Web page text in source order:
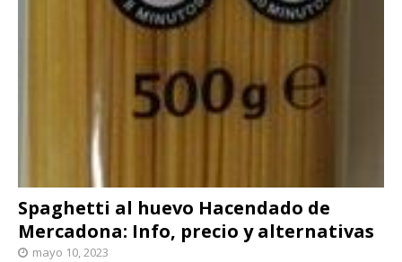
Spaghetti al huevo Hacendado de
Mercadona: Info, precio y alternativas
mayo 10, 2023